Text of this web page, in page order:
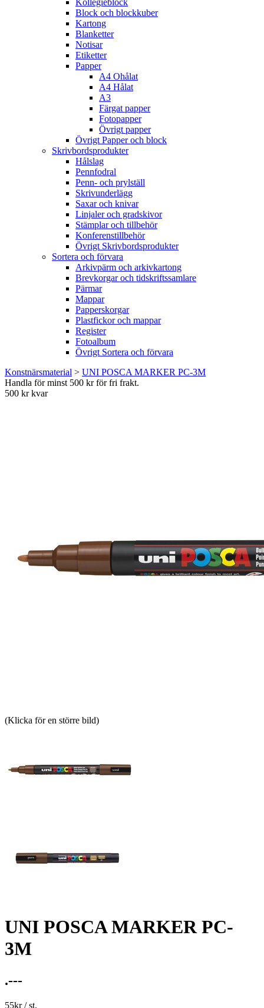
Kollegieblock
Block och blockkuber
Kartong
Blanketter
Notisar
Etiketter
Papper
A4 Ohålat
A4 Hålat
A3
Färgat papper
Fotopapper
Övrigt papper
Övrigt Papper och block
Skrivbordsprodukter
Hålslag
Pennfodral
Penn- och prylställ
Skrivunderlägg
Saxar och knivar
Linjaler och gradskivor
Stämplar och tillbehör
Konferenstillbehör
Övrigt Skrivbordsprodukter
Sortera och förvara
Arkivpärm och arkivkartong
Brevkorgar och tidskriftssamlare
Pärmar
Mappar
Papperskorgar
Plastfickor och mappar
Register
Fotoalbum
Övrigt Sortera och förvara
Konstnärsmaterial > UNI POSCA MARKER PC-3M
Handla för minst 500 kr för fri frakt.
500 kr kvar
(Klicka för en större bild)
UNI POSCA MARKER PC-
3M
.---
55kr/ st.